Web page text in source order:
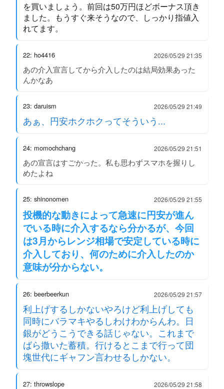
を買いましょう。前回は50万円ほどボーナス頂き
ました。もうすぐ来そうなので、しっかり指値入
れてます。
22: ho4416 2026/05/29 21:35
あの介入宣言してから介入したのは結局効果あった
んかなあ
23: daruism 2026/05/29 21:49
あぁ、円安ホクホクってそういう...
24: momochchang 2026/05/29 21:51
あの宣言はすごかった。私も思わずスマホを握りし
めたよね
25: shinonomen 2026/05/29 21:55
投機的な動きによって急速に円安が進ん
でいる時に介入するなら分かるが、今回
は3月からレンジ相場で安定している時に
介入しており、何のために介入したのか
意味が分からない。
26: beerbeerkun 2026/05/29 21:57
利上げするしかないやろけど利上げしても
同時にバラマキやるしわけわからんわ。日
銀がどうこうできる話じゃない。これまで
ばら撒いた蓄積。行けるとこまで行って団
塊世代にギャフン言わせるしかない。
27: throwslope 2026/05/29 21:58